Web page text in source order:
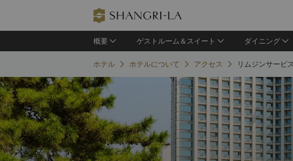
概要 ゲストルーム＆スイート ダイニング
ホテル ホテルについて アクセス リムジンサービス